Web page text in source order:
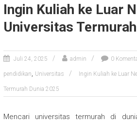
Ingin Kuliah ke Luar
Universitas
Juli 24, 2025 admin 0
pendidikan, Universitas Ingin Kuliah ke Luar
Termurah Dunia 2025
Mencari universitas termurah di